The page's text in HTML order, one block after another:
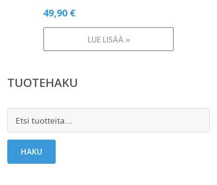
49,90 €
LUE LISÄÄ »
TUOTEHAKU
HAKU